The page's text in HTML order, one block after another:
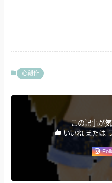
心創作
この記事が
いいね または